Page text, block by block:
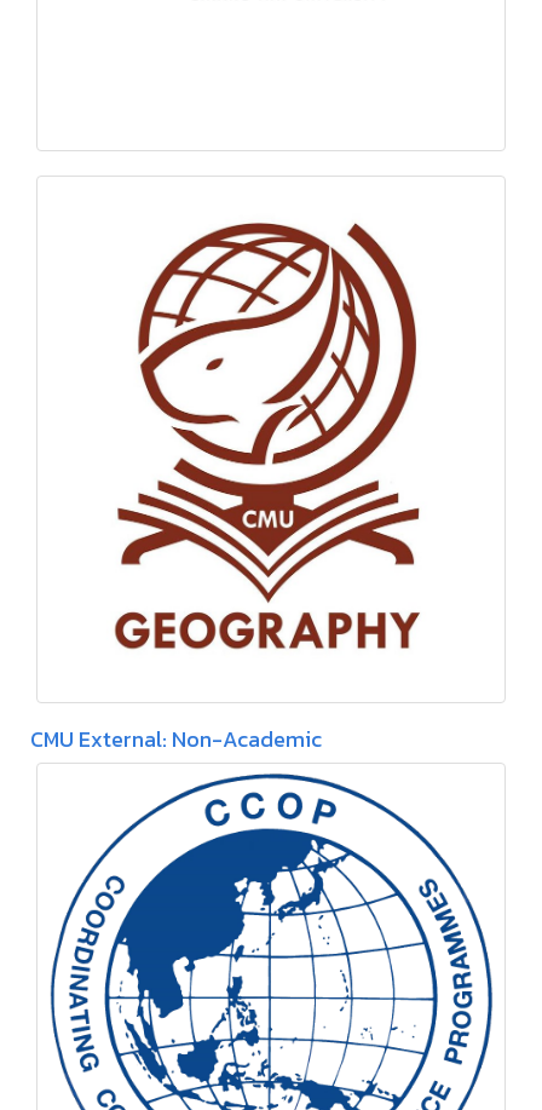
CMU External: Non-Academic